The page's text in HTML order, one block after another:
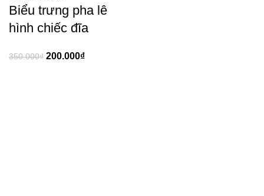
Biểu trưng pha lê
hình chiếc đĩa
350.000₫ 200.000₫